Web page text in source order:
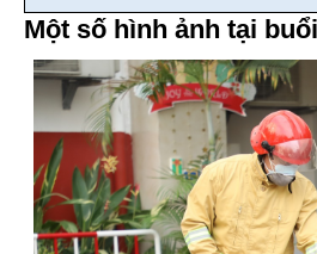
Một số hình ảnh tại